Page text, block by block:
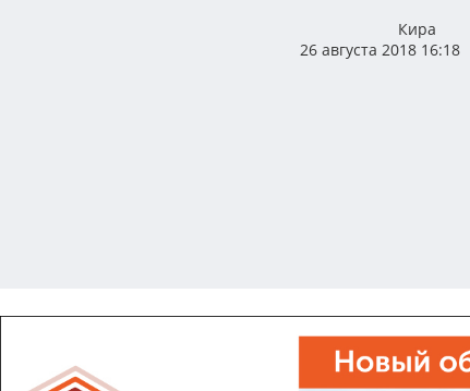
Кира
26 августа 2018 16:18